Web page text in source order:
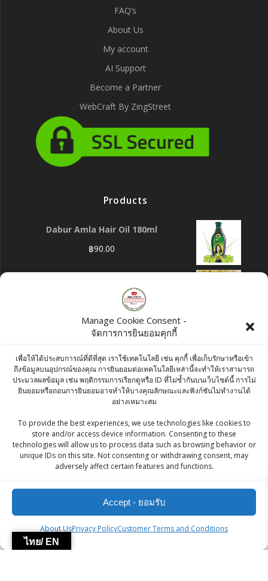
Manage Cookie Consent -
จัดการการยินยอมคุกกี้
เพื่อให้ได้ประสบการณ์ที่ดีที่สุด เราใช้เทคโนโลยี เช่น คุกกี้ เพื่อเก็บรักษาหรือเข้า
ถึงข้อมูลบนอุปกรณ์ของคุณ การยินยอมต่อเทคโนโลยีเหล่านี้จะทำให้เราสามารถ
ประมวลผลข้อมูล เช่น พฤติกรรมการเรียกดูหรือ ID ที่ไม่ซ้ำกันบนเว็บไซต์นี้ การไม่
ยินยอมหรือถอนการยินยอมอาจทำให้บางคุณลักษณะและฟังก์ชันไม่ทำงานได้
อย่างเหมาะสม
To provide the best experiences, we use technologies like cookies to
store and/or access device information. Consenting to these
technologies will allow us to process data such as browsing behavior or
unique IDs on this site. Not consenting or withdrawing consent, may
adversely affect certain features and functions.
Accept - ยอมรับ
About UsPrivacy PolicyCustomer Terms and Conditions
FAQ’s
About Us
My account
AI Support
Become a Partner
WebCraft By ZingStreet
Products
Dabur Amla Hair Oil 180ml
฿90.00
฿270.00
฿400.00
ZingStreet Co.,Ltd
© 2026 ZingStreet Co.,Ltd. Built using WordPress and the
Mesmerize Theme
ไทย/ EN